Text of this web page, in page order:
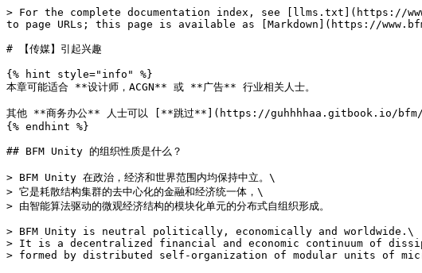
> For the complete documentation index, see [llms.txt](https://
to page URLs; this page is available as [Markdown](https://
# 【传媒】引起兴趣
{% hint style="info" %}
本章可能适合 **设计师，ACGN** 或 **广告** 行业相关人士。
其他 **商务办公** 人士可以 [**跳过**](https://guhhhhaa.gitbook.io/bfm/
{% endhint %}
## BFM Unity 的组织性质是什么？
> BFM Unity 在政治，经济和世界范围内均保持中立。\
> 它是耗散结构集群的去中心化的金融和经济统一体，\
> 由智能算法驱动的微观经济结构的模块化单元的分布式自组织形成。
> BFM Unity is neutral politically, economically and worldwide.\
> It is a decentralized financial and economic continuum of
> formed by distributed self-organization of modular units of